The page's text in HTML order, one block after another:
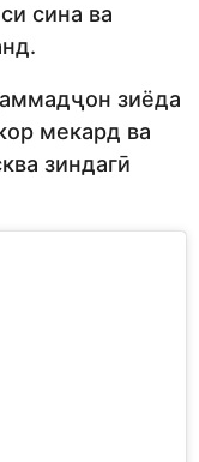
сина ва
зиёда
мекард ва
зиндагӣ